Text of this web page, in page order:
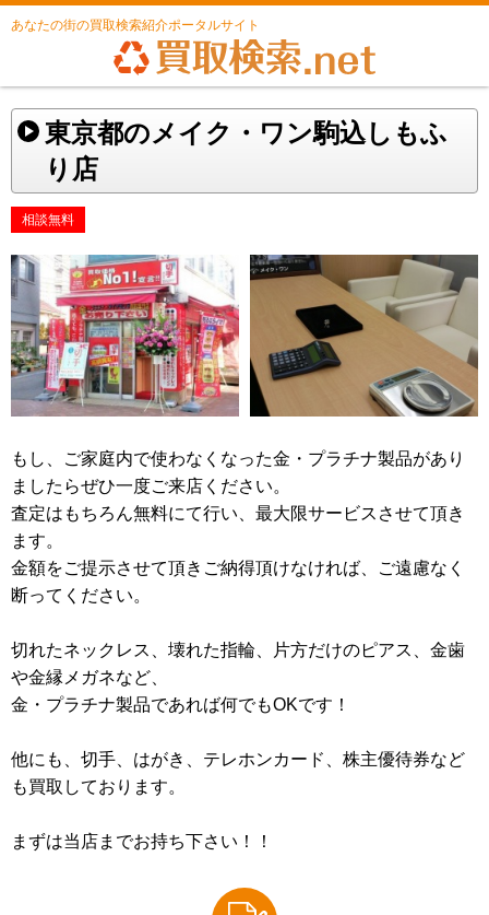
あなたの街の買取検索紹介ポータルサイト
東京都のメイク・ワン駒込しもふ
り店
相談無料
もし、ご家庭内で使わなくなった金・プラチナ製品があり
ましたらぜひ一度ご来店ください。
査定はもちろん無料にて行い、最大限サービスさせて頂き
ます。
金額をご提示させて頂きご納得頂けなければ、ご遠慮なく
断ってください。
切れたネックレス、壊れた指輪、片方だけのピアス、金歯
や金縁メガネなど、
金・プラチナ製品であれば何でもOKです！
他にも、切手、はがき、テレホンカード、株主優待券など
も買取しております。
まずは当店までお持ち下さい！！